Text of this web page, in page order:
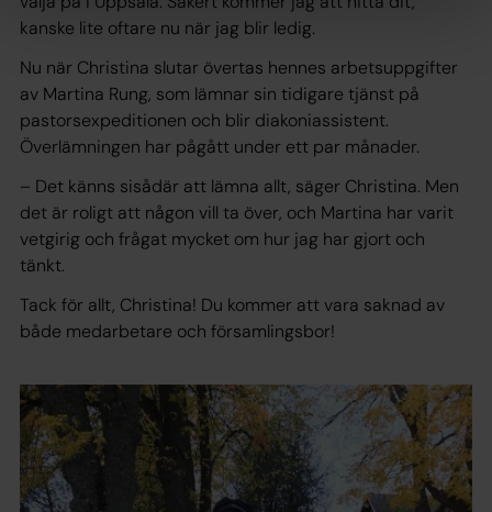
kanske lite oftare nu när jag blir ledig.
Nu när Christina slutar övertas hennes arbetsuppgifter
av Martina Rung, som lämnar sin tidigare tjänst på
pastorsexpeditionen och blir diakoniassistent.
Överlämningen har pågått under ett par månader.
– Det känns sisådär att lämna allt, säger Christina. Men
det är roligt att någon vill ta över, och Martina har varit
vetgirig och frågat mycket om hur jag har gjort och
tänkt.
Tack för allt, Christina! Du kommer att vara saknad av
både medarbetare och församlingsbor!